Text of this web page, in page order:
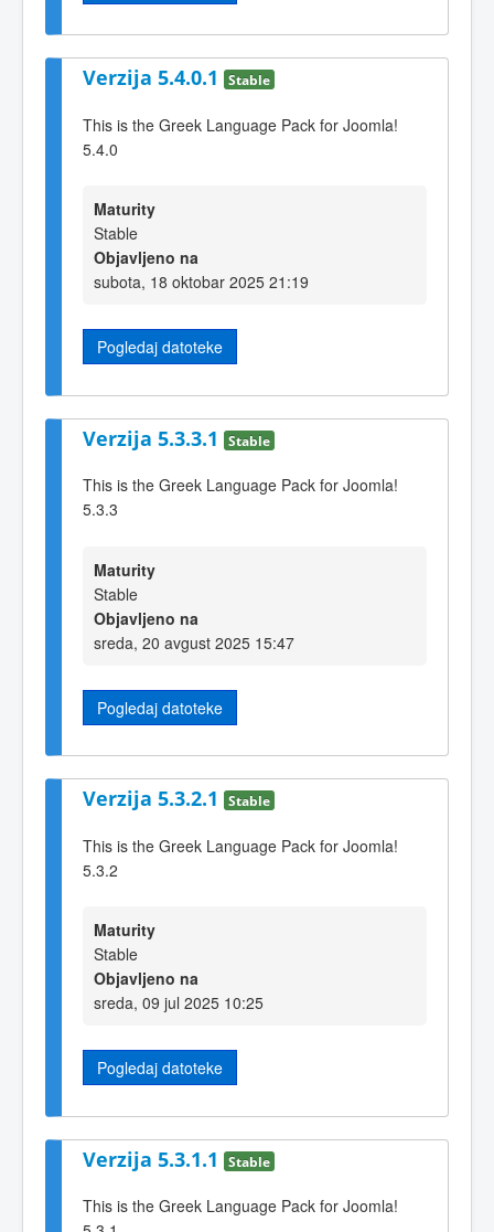
Verzija 5.4.0.1 Stable
This is the Greek Language Pack for Joomla!
5.4.0
Maturity
Stable
Objavljeno na
subota, 18 oktobar 2025 21:19
Pogledaj datoteke
Verzija 5.3.3.1 Stable
This is the Greek Language Pack for Joomla!
5.3.3
Maturity
Stable
Objavljeno na
sreda, 20 avgust 2025 15:47
Pogledaj datoteke
Verzija 5.3.2.1 Stable
This is the Greek Language Pack for Joomla!
5.3.2
Maturity
Stable
Objavljeno na
sreda, 09 jul 2025 10:25
Pogledaj datoteke
Verzija 5.3.1.1 Stable
This is the Greek Language Pack for Joomla!